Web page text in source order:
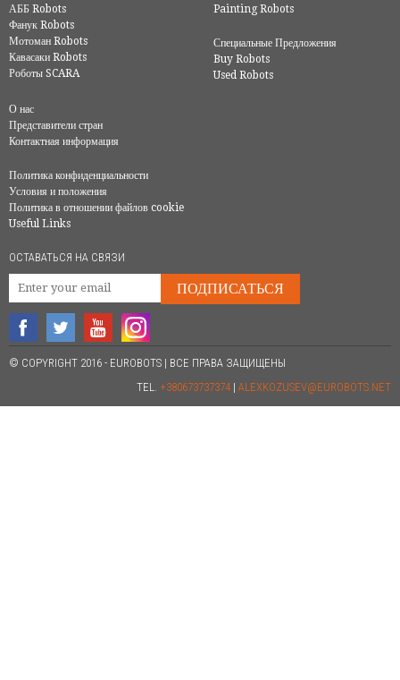
АББ Robots
Фанук Robots
Мотоман Robots
Кавасаки Robots
Роботы SCARA
Painting Robots
Специальные Предложения
Buy Robots
Used Robots
О нас
Представители стран
Контактная информация
Политика конфиденциальности
Условия и положения
Политика в отношении файлов cookie
Useful Links
ОСТАВАТЬСЯ НА СВЯЗИ
ПОДПИСАТЬСЯ
© COPYRIGHT 2016 - EUROBOTS | ВСЕ ПРАВА ЗАЩИЩЕНЫ
TEL. +380673737374 | ALEXKOZUSEV@EUROBOTS.NET